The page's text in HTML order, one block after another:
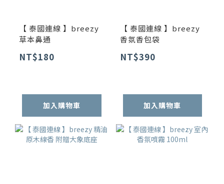
【 泰國連線 】breezy
草本鼻通
NT$180
加入購物車
【 泰國連線 】breezy
香氛香包袋
NT$390
加入購物車